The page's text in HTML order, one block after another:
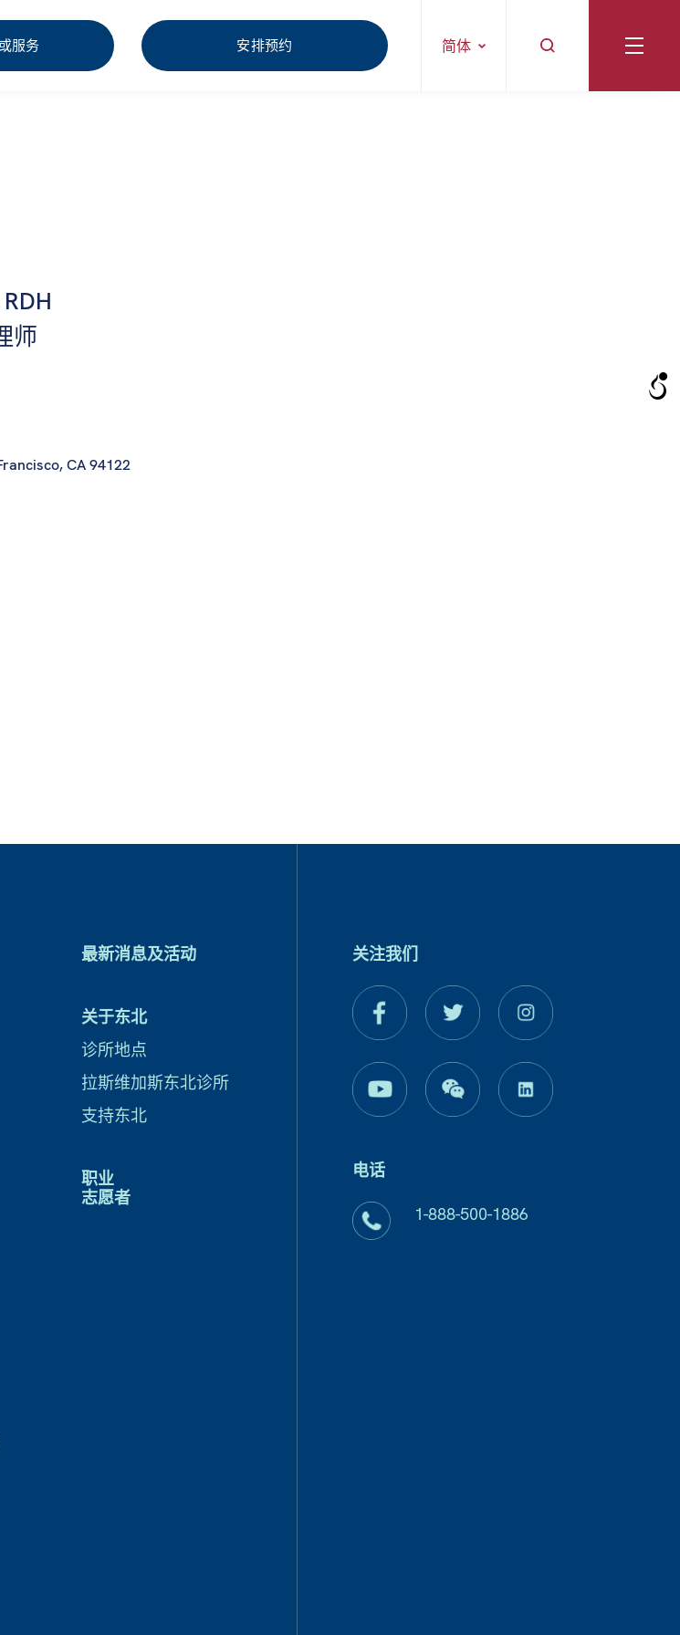
服务 安排预约 简体
师
CA 94122
最新消息及活动
关于东北
诊所地点
拉斯维加斯东北诊所
支持东北
职业
志愿者
关注我们
电话
1-888-500-1886